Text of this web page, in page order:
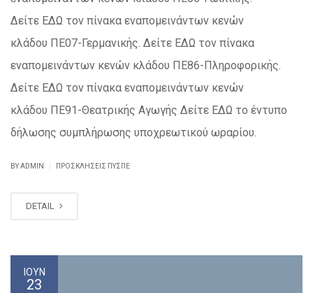
Δείτε ΕΔΩ τον πίνακα εναπομεινάντων κενών
κλάδου ΠΕ07-Γερμανικής. Δείτε ΕΔΩ τον πίνακα
εναπομεινάντων κενών κλάδου ΠΕ86-Πληροφορικής.
Δείτε ΕΔΩ τον πίνακα εναπομεινάντων κενών
κλάδου ΠΕ91-Θεατρικής Αγωγής Δείτε ΕΔΩ το έντυπο
δήλωσης συμπλήρωσης υποχρεωτικού ωραρίου.
BY ADMIN ΠΡΟΣΚΛΉΣΕΙΣ ΠΥΣΠΕ
DETAIL
ΙΟΎΝ
23